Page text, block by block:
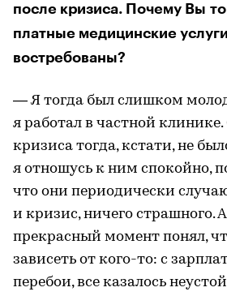
после кризиса. Почему Вы
платные медицинские
востребованы?
— Я тогда был слишком
я работал в частной
кризиса тогда, кстати, не
я отношусь к ним спокойно,
что они периодически
и кризис, ничего страшного.
прекрасный момент понял,
зависеть от кого-то: с
перебои, все казалось